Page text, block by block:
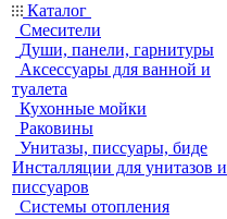
Каталог
Смесители
Души, панели, гарнитуры
Аксессуары для ванной и
туалета
Кухонные мойки
Раковины
Унитазы, писсуары, биде
Инсталляции для унитазов и
писсуаров
Системы отопления